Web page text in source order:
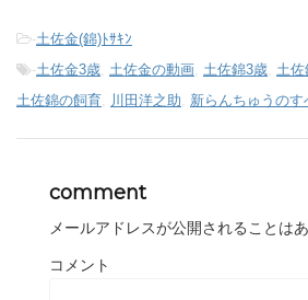
-土佐金(錦)ﾄｻｷﾝ
-土佐金3歳, 土佐金の動画, 土佐錦3歳, 土佐
土佐錦の飼育, 川田洋之助, 新らんちゅうのす
comment
メールアドレスが公開されることはあ
コメント